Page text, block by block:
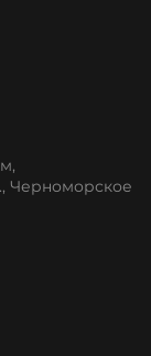
Черноморское